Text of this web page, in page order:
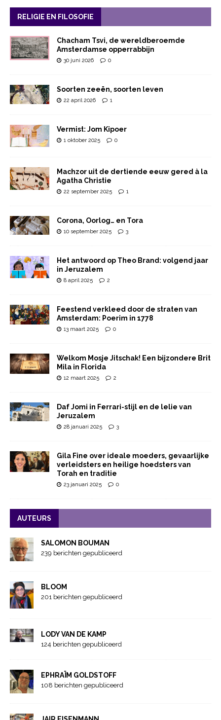
RELIGIE EN FILOSOFIE
Chacham Tsvi, de wereldberoemde
Amsterdamse opperrabbijn
30 juni 2026 0
Soorten zeeën, soorten leven
22 april 2026 1
Vermist: Jom Kipoer
1 oktober 2025 0
Machzor uit de dertiende eeuw gered à la
Agatha Christie
22 september 2025 1
Corona, Oorlog… en Tora
10 september 2025 3
Het antwoord op Theo Brand: volgend jaar
in Jeruzalem
8 april 2025 2
Feestend verkleed door de straten van
Amsterdam: Poerim in 1778
13 maart 2025 0
Welkom Mosje Jitschak! Een bijzondere Brit
Mila in Florida
12 maart 2025 2
Daf Jomi in Ferrari-stijl en de lelie van
Jeruzalem
28 januari 2025 3
Gila Fine over ideale moeders, gevaarlijke
verleidsters en heilige hoedsters van
Torah en traditie
23 januari 2025 0
AUTEURS
SALOMON BOUMAN
239 berichten gepubliceerd
BLOOM
201 berichten gepubliceerd
LODY VAN DE KAMP
124 berichten gepubliceerd
EPHRAÏM GOLDSTOFF
108 berichten gepubliceerd